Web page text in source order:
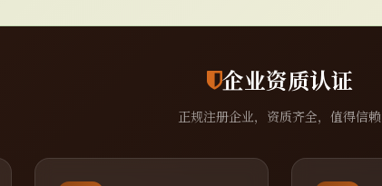
企业资质认证
正规注册企业，资质齐全，值得信赖